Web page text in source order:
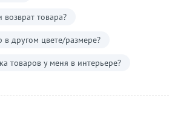
товара?
в другом цвете/размере?
товаров у меня в интерьере?